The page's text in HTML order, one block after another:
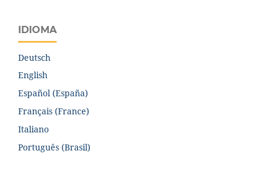
IDIOMA
Deutsch
English
Español (España)
Français (France)
Italiano
Português (Brasil)